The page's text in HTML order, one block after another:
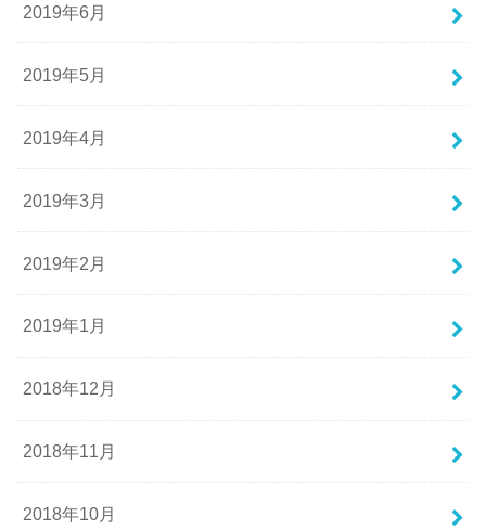
2019年6月
2019年5月
2019年4月
2019年3月
2019年2月
2019年1月
2018年12月
2018年11月
2018年10月